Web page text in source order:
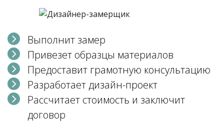
Выполнит замер
Привезет образцы материалов
Предоставит грамотную консультацию
Разработает дизайн-проект
Рассчитает стоимость и заключит
договор